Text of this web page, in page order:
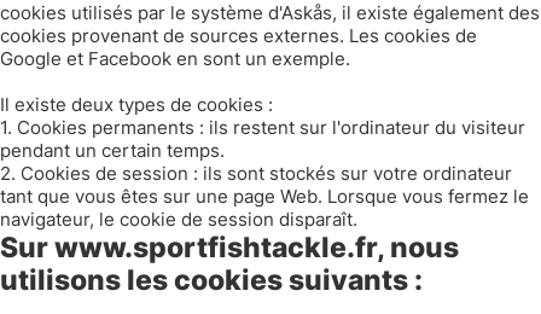
cookies utilisés par le système d'Askås, il existe également des
cookies provenant de sources externes. Les cookies de
Google et Facebook en sont un exemple.
Il existe deux types de cookies :
1. Cookies permanents : ils restent sur l'ordinateur du visiteur
pendant un certain temps.
2. Cookies de session : ils sont stockés sur votre ordinateur
tant que vous êtes sur une page Web. Lorsque vous fermez le
navigateur, le cookie de session disparaît.
Sur www.sportfishtackle.fr, nous
utilisons les cookies suivants :